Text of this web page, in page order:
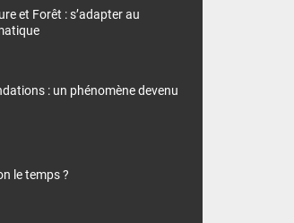
et Forêt : s’adapter au
: un phénomène devenu
le temps ?